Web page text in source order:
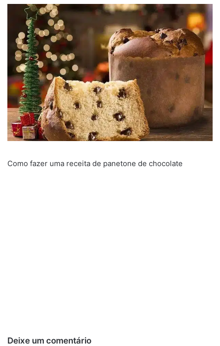
Como fazer uma receita de panetone de chocolate
Deixe um comentário